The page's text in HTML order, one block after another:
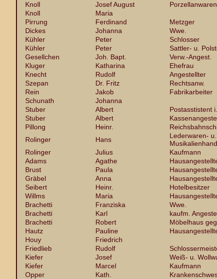
Knoll
Josef August
Knoll
Maria
Pirrung
Ferdinand
Metzger
Dickes
Johanna
Wwe.
Kühler
Peter
Schlosser
Kühler
Peter
Sattler- u.
Gesellchen
Joh. Bapt.
Verw.-Angest.
Kluger
Katharina
Ehefrau
Knecht
Rudolf
Angestellter
Szepan
Dr. Fritz
Rechtsanw.
Rein
Jakob
Fabrikarbeiter
Schunath
Johanna
Stuber
Albert
Postasstistent
Stuber
Albert
Pillong
Heinr.
Rolinger
Hans
Lederwaren- u.
Rolinger
Julius
Kaufmann
Adams
Agathe
Brust
Paula
Gräbel
Anna
Seibert
Heinr.
Hotelbesitzer
Willms
Maria
Brachetti
Franziska
Wwe.
Brachetti
Karl
kaufm.
Brachetti
Robert
Möbelhaus
Hautz
Pauline
Houy
Friedrich
Friedlieb
Rudolf
Kiefer
Josef
Weiß- u.
Kiefer
Marcel
Kaufmann
Opper
Kath.